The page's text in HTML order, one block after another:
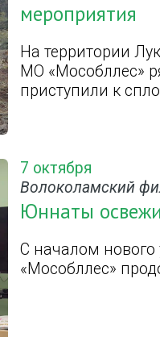
мероприятия
На территории
МО «Мособллес»
приступили к
7 октября
Волоколамский
Юннаты
С началом нового
«Мособллес»